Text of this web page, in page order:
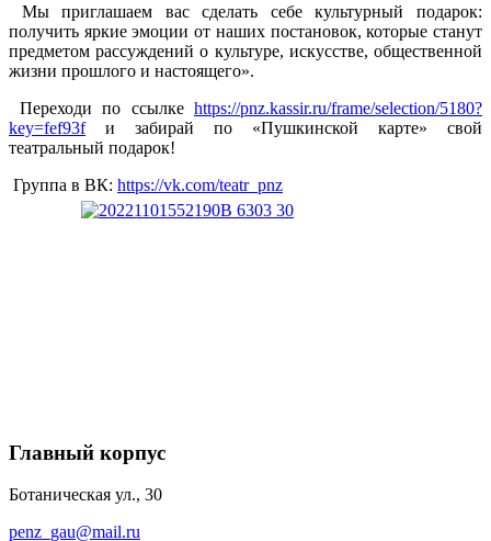
Мы приглашаем вас сделать себе культурный подарок:
получить яркие эмоции от наших постановок, которые станут
предметом рассуждений о культуре, искусстве, общественной
жизни прошлого и настоящего».
Переходи по ссылке https://pnz.kassir.ru/frame/selection/5180?
key=fef93fи забирай по «Пушкинской карте» свой
театральный подарок!
Группа в ВК: https://vk.com/teatr_pnz
Главный корпус
Ботаническая ул., 30
penz_gau@mail.ru